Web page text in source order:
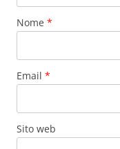
Nome *
Email *
Sito web